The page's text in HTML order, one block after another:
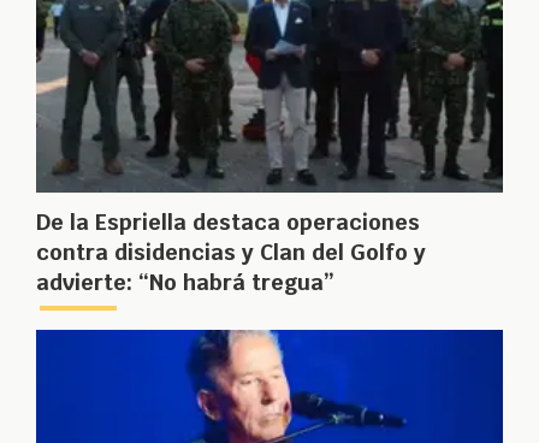
De la Espriella destaca operaciones
contra disidencias y Clan del Golfo y
advierte: “No habrá tregua”